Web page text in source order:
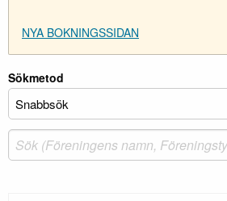
NYA BOKNINGSSIDAN
Sökmetod